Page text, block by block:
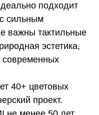
подходит
сильным
важны тактильные
эстетика,
40+ цветовых
проект.